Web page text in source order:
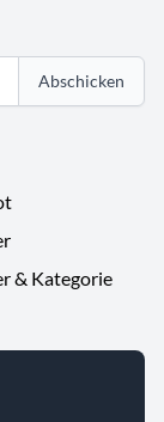
Abschicken
& Kategorie